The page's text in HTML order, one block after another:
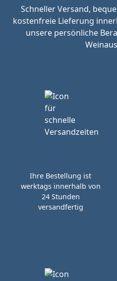
Schneller Versand,
kostenfreie Lieferung
unsere persönliche
Ihre Bestellung ist
werktags innerhalb von
24 Stunden
versandfertig